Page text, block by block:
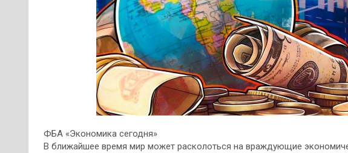
ФБА «Экономика сегодня»
В ближайшее время мир может расколоться на враждующие